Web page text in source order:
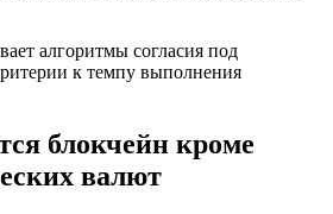
алгоритмы согласия под
к темпу выполнения
блокчейн кроме
валют